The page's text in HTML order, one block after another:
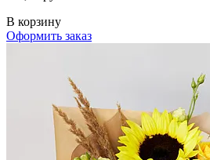
В корзину
Оформить заказ